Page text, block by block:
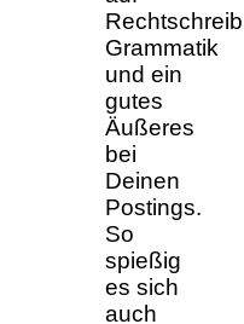
Grammatik
und ein
gutes
Äußeres
bei
Deinen
Postings.
So
spießig
es sich
auch